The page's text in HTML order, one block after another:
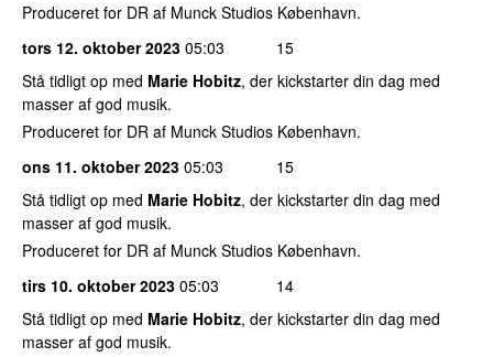
Produceret for DR af Munck Studios København.
tors 12. oktober 2023 05:03
15
Stå tidligt op med Marie Hobitz, der kickstarter din dag med
masser af god musik.
Produceret for DR af Munck Studios København.
ons 11. oktober 2023 05:03
15
Stå tidligt op med Marie Hobitz, der kickstarter din dag med
masser af god musik.
Produceret for DR af Munck Studios København.
tirs 10. oktober 2023 05:03
14
Stå tidligt op med Marie Hobitz, der kickstarter din dag med
masser af god musik.